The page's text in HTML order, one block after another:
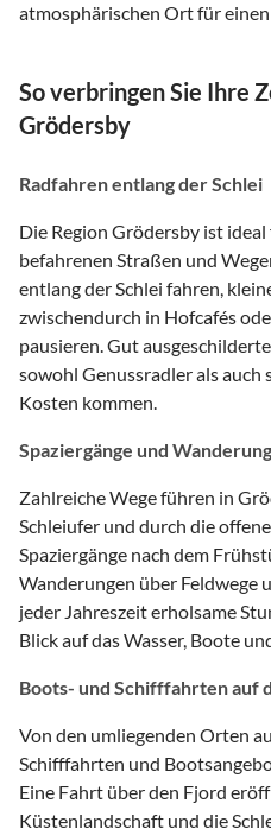
atmosphärischen Ort für
So verbringen Sie Ihre
Grödersby
Radfahren entlang der Schlei
Die Region Grödersby ist
befahrenen Straßen und
entlang der Schlei fahren,
zwischendurch in Hofcafés
pausieren. Gut
sowohl Genussradler als
Kosten kommen.
Spaziergänge und
Zahlreiche Wege führen in
Schleiufer und durch die
Spaziergänge nach dem
Wanderungen über Feldwege
jeder Jahreszeit erholsame
Blick auf das Wasser, Boote
Boots- und Schifffahrten auf
Von den umliegenden Orten
Schifffahrten und
Eine Fahrt über den Fjord
Küstenlandschaft und die